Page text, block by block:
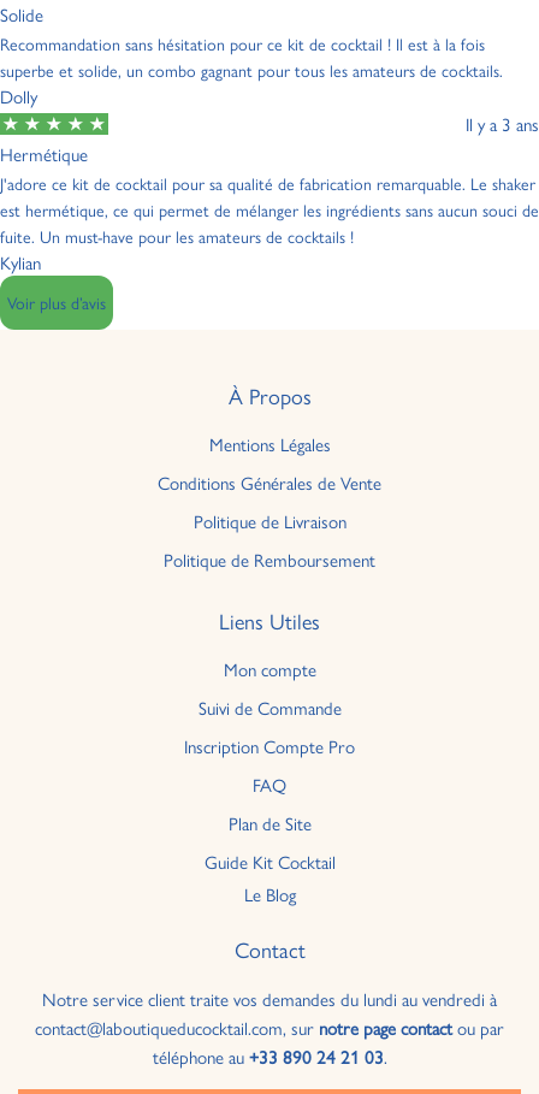
Solide
Recommandation sans hésitation pour ce kit de cocktail ! Il est à la fois
superbe et solide, un combo gagnant pour tous les amateurs de cocktails.
Dolly
Il y a 3 ans
Hermétique
J'adore ce kit de cocktail pour sa qualité de fabrication remarquable. Le shaker
est hermétique, ce qui permet de mélanger les ingrédients sans aucun souci de
fuite. Un must-have pour les amateurs de cocktails !
Kylian
Voir plus d’avis
À Propos
Mentions Légales
Conditions Générales de Vente
Politique de Livraison
Politique de Remboursement
Liens Utiles
Mon compte
Suivi de Commande
Inscription Compte Pro
FAQ
Plan de Site
Guide Kit Cocktail
Le Blog
Contact
Notre service client traite vos demandes du lundi au vendredi à
contact@laboutiqueducocktail.com, sur notre page contactou par
téléphone au+33 890 24 21 03.